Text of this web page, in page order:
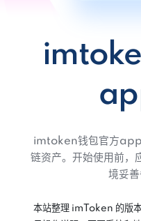
imtoken钱包官方app
链资产。开始使用前，
境妥善
本站整理 imToken 的版